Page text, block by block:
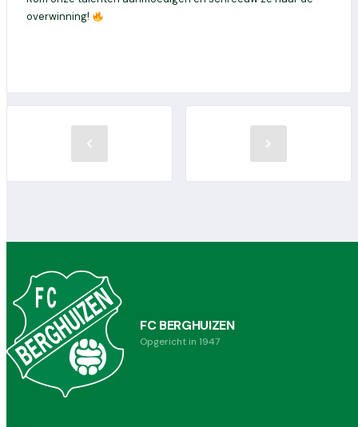
overwinning!
FC BERGHUIZEN
Opgericht in 1947